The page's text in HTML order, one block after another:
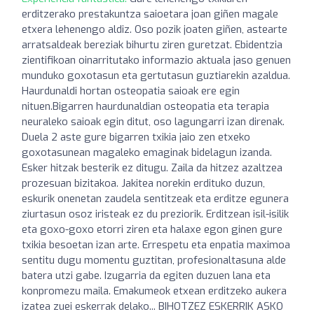
erditzerako prestakuntza saioetara joan giñen magale
etxera lehenengo aldiz. Oso pozik joaten giñen, astearte
arratsaldeak bereziak bihurtu ziren guretzat. Ebidentzia
zientifikoan oinarritutako informazio aktuala jaso genuen
munduko goxotasun eta gertutasun guztiarekin azaldua.
Haurdunaldi hortan osteopatia saioak ere egin
nituen.Bigarren haurdunaldian osteopatia eta terapia
neuraleko saioak egin ditut, oso lagungarri izan direnak.
Duela 2 aste gure bigarren txikia jaio zen etxeko
goxotasunean magaleko emaginak bidelagun izanda.
Esker hitzak besterik ez ditugu. Zaila da hitzez azaltzea
prozesuan bizitakoa. Jakitea norekin erdituko duzun,
eskurik onenetan zaudela sentitzeak eta erditze egunera
ziurtasun osoz iristeak ez du preziorik. Erditzean isil-isilik
eta goxo-goxo etorri ziren eta halaxe egon ginen gure
txikia besoetan izan arte. Errespetu eta enpatia maximoa
sentitu dugu momentu guztitan, profesionaltasuna alde
batera utzi gabe. Izugarria da egiten duzuen lana eta
konpromezu maila. Emakumeok etxean erditzeko aukera
izatea zuei eskerrak delako... BIHOTZEZ ESKERRIK ASKO